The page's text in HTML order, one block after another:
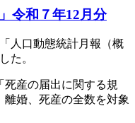
令和７年12月分
人口動態統計月報（概
た。
死産の届出に関する規
婚、死産の全数を対象